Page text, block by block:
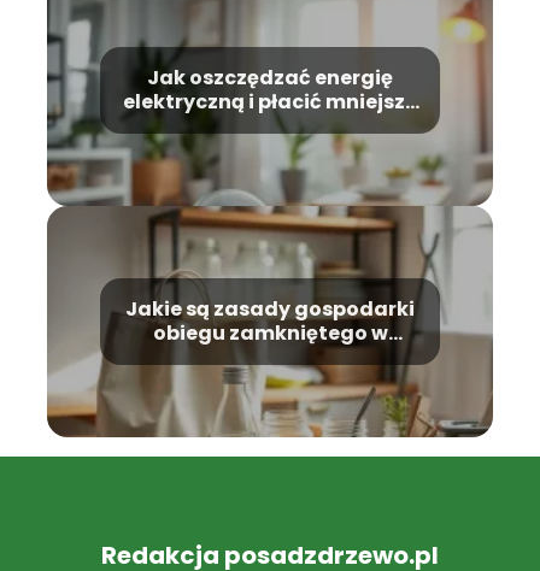
Jak oszczędzać energię
elektryczną i płacić mniejsze
rachunki?
Jakie są zasady gospodarki
obiegu zamkniętego w
codziennym życiu?
Redakcja posadzdrzewo.pl